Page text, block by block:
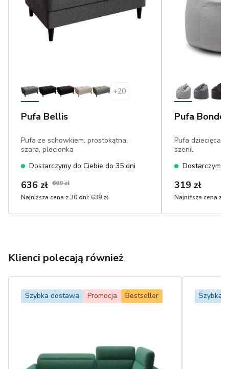
+20
Pufa Bellis
Pufa ze schowkiem, prostokątna,
szara, plecionka
Dostarczymy do Ciebie do 35 dni
636 zł 669 zł
Najniższa cena z 30 dni: 639 zł
Pufa Bondo
Pufa dziecięca,
szenil
Dostarczymy
319 zł
Najniższa cena z
Klienci polecają również
Szybka dostawa Promocja Bestseller Szybka